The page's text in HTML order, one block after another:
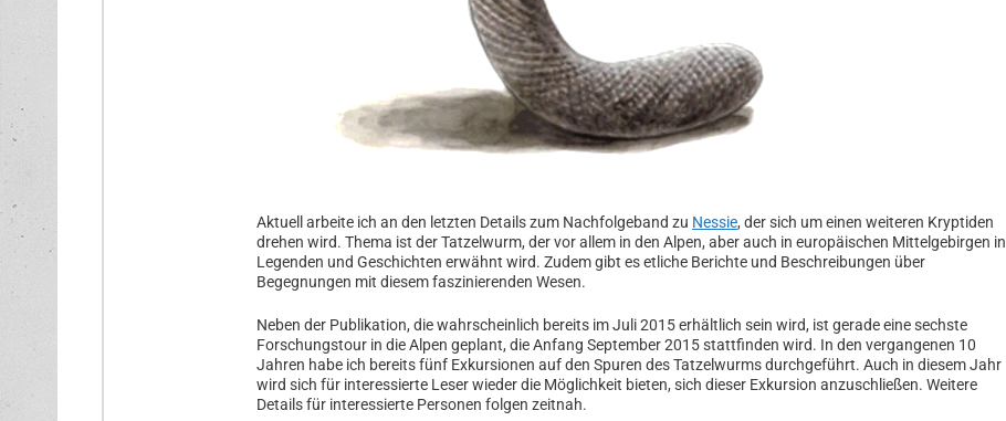
Aktuell arbeite ich an den letzten Details zum Nachfolgeband zu Nessie, der sich um einen weiteren Kryptiden
drehen wird. Thema ist der Tatzelwurm, der vor allem in den Alpen, aber auch in europäischen Mittelgebirgen in
Legenden und Geschichten erwähnt wird. Zudem gibt es etliche Berichte und Beschreibungen über
Begegnungen mit diesem faszinierenden Wesen.
Neben der Publikation, die wahrscheinlich bereits im Juli 2015 erhältlich sein wird, ist gerade eine sechste
Forschungstour in die Alpen geplant, die Anfang September 2015 stattfinden wird. In den vergangenen 10
Jahren habe ich bereits fünf Exkursionen auf den Spuren des Tatzelwurms durchgeführt. Auch in diesem Jahr
wird sich für interessierte Leser wieder die Möglichkeit bieten, sich dieser Exkursion anzuschließen. Weitere
Details für interessierte Personen folgen zeitnah.